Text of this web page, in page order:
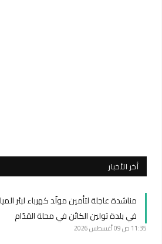
أخر الأخبار
مناشدة عاجلة لتأمين مولّد كهرباء لبئر
في بلدة تولين الكائن في محلة القدّام
11:35 ص 09 أغسطس 2026